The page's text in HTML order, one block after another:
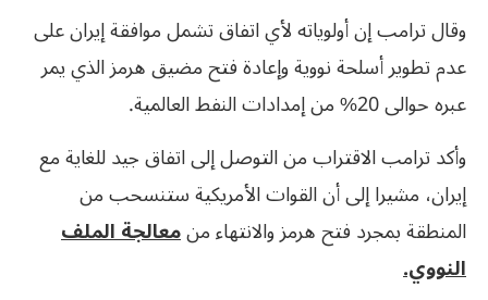
وقال ترامب إن أولوياته لأي اتفاق تشمل موافقة إيران على
عدم تطوير أسلحة نووية وإعادة فتح مضيق هرمز الذي يمر
عبره حوالى 20% من إمدادات النفط العالمية.
وأكد ترامب الاقتراب من التوصل إلى اتفاق جيد للغاية مع
إيران، مشيرا إلى أن القوات الأمريكية ستنسحب من
المنطقة بمجرد فتح هرمز والانتهاء منمعالجة الملف
النووي.